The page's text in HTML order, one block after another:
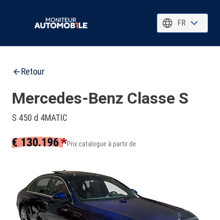
FR
Retour
Mercedes-Benz Classe S
S 450 d 4MATIC
€ 130.196*Prix catalogue à partir de